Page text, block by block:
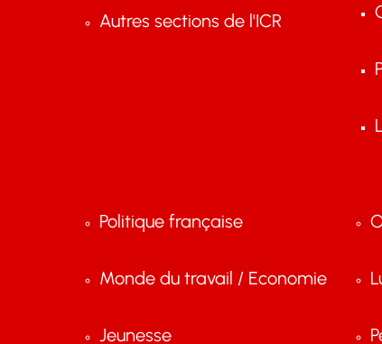
Autres sections de l'ICR
Politique française
Monde du travail / Economie
Jeunesse